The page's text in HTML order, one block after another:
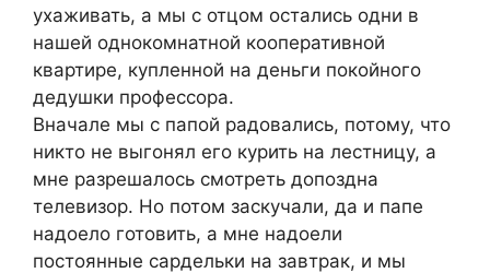
ухаживать, а мы с отцом остались одни в
нашей однокомнатной кооперативной
квартире, купленной на деньги покойного
дедушки профессора.
Вначале мы с папой радовались, потому, что
никто не выгонял его курить на лестницу, а
мне разрешалось смотреть допоздна
телевизор. Но потом заскучали, да и папе
надоело готовить, а мне надоели
постоянные сардельки на завтрак, и мы